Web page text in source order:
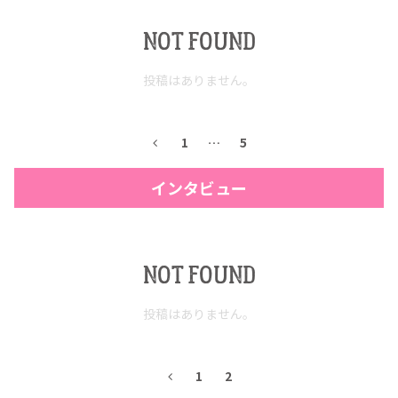
NOT FOUND
投稿はありません。
1 … 5
インタビュー
NOT FOUND
投稿はありません。
1 2